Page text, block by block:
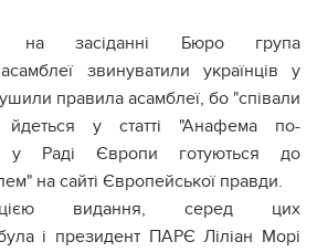
на засіданні Бюро група
звинуватили українців у
правила асамблеї, бо "співали
у статті "Анафема по-
у Раді Європи готуються до
на сайті Європейської правди.
видання, серед цих
і президент ПАРЄ Ліліан Морі